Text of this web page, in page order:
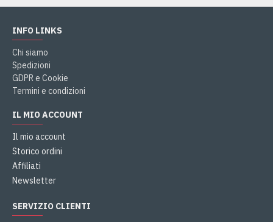
INFO LINKS
Chi siamo
Spedizioni
GDPR e Cookie
Termini e condizioni
IL MIO ACCOUNT
Il mio account
Storico ordini
Affiliati
Newsletter
SERVIZIO CLIENTI